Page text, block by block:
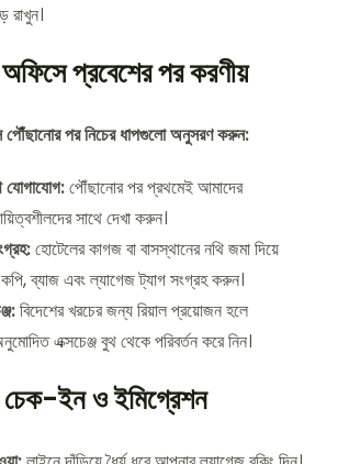
রাখুন।
প্রবেশের পর করণীয়
পৌঁছানোর পর নিচের ধাপগুলো অনুসরণ করুন:
যোগাযোগ:পৌঁছানোর পর প্রথমেই আমাদের
সাথে দেখা করুন।
হোটেলের কাগজ বা বাসস্থানের নথি জমা দিয়ে
ব্যাজ এবং ল্যাগেজ ট্যাগ সংগ্রহ করুন।
বিদেশের খরচের জন্য রিয়াল প্রয়োজন হলে
এক্সচেঞ্জ বুথ থেকে পরিবর্তন করে নিন।
ইন ও ইমিগ্রেশন